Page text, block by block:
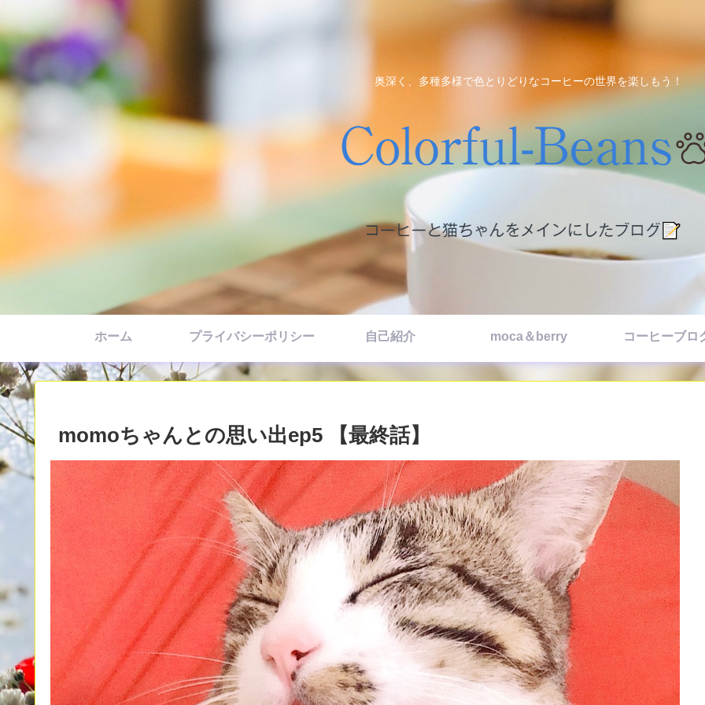
奥深く、多種多様で色とりどりなコーヒーの世界を楽しもう！
ホーム プライバシーポリシー 自己紹介 moca＆berry コーヒーブロ
momoちゃんとの思い出ep5 【最終話】